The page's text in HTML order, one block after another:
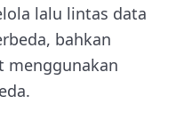
lalu lintas data
bahkan
menggunakan